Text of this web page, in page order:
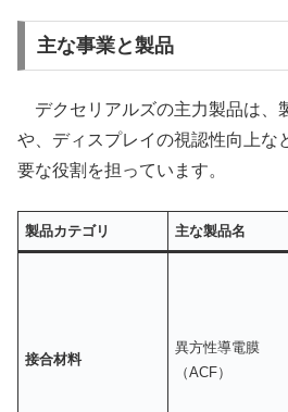
主な事業と製品
デクセリアルズの主力製品は、
や、ディスプレイの視認性向上な
要な役割を担っています。
製品カテゴリ 主な製品名
接合材料
異方性導電膜
（ACF）